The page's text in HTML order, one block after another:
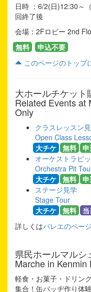
日時 ：6/2(日)12:30～
回終了後
会場：2Fロビー 2nd
無料
申込不要
このページのトップ
大ホールチケット
Related Events at
Only
クラスレッスン
Open Class
大チケ 無料
オーケストラピ
Orchestra Pit
大チケ 無料
ステージ見学
Stage Tour
大チケ 無料
詳しくはバレエのページ
県民ホールマルシ
Marche in Kenmin
軽食・お菓子・ドリン
集合！缶バッヂ作り体